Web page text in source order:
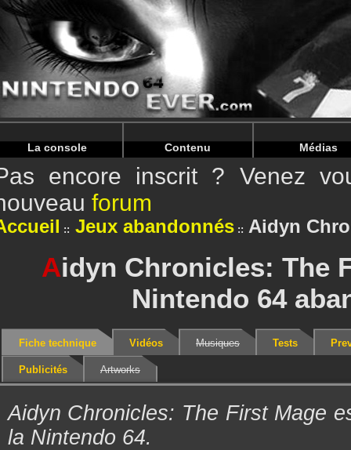
Warning: Undefined array key "HTTP_REFERER" in /
Warning: Undefined array key "HTTP_REFERER" in /
La console Contenu Médias
encore inscrit ? Venez
forum
Jeux abandonnés Aidyn
Aidyn Chronicles: The
Nintendo 64
Fiche technique Vidéos Musiques Tests
Publicités Artworks
Aidyn Chronicles: The First Mage
la Nintendo 64.